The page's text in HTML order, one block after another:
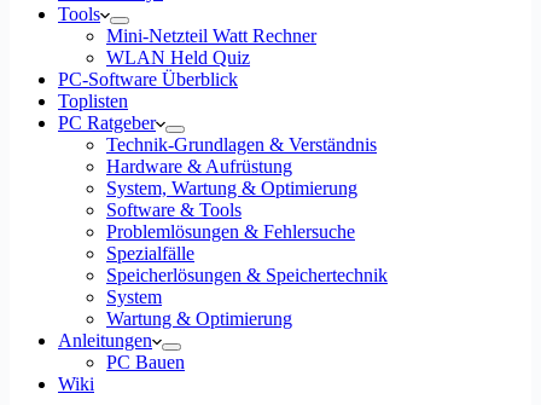
Tools
Mini-Netzteil Watt Rechner
WLAN Held Quiz
PC-Software Überblick
Toplisten
PC Ratgeber
Technik-Grundlagen & Verständnis
Hardware & Aufrüstung
System, Wartung & Optimierung
Software & Tools
Problemlösungen & Fehlersuche
Spezialfälle
Speicherlösungen & Speichertechnik
System
Wartung & Optimierung
Anleitungen
PC Bauen
Wiki